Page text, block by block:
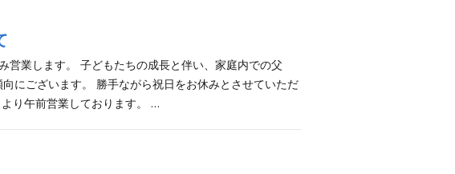
営業します。 子どもたちの成長と伴い、家庭内での父
にございます。 勝手ながら祝日をお休みとさせていただ
り午前営業しております。 …